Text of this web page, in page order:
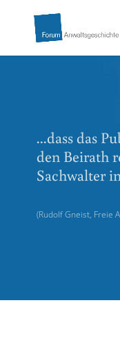
...dass das
den Beirath
Sachwalter
(Rudolf Gneist, Freie